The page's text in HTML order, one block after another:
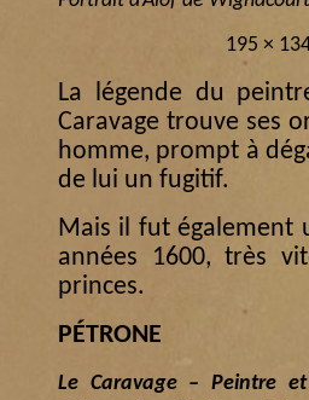
195 ×
La légende du
Caravage trouve ses
homme, prompt à
de lui un fugitif.
Mais il fut également
années 1600, très
princes.
PÉTRONE
Le Caravage – Peintre